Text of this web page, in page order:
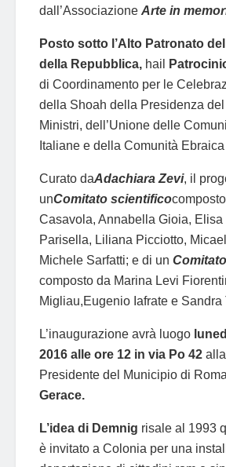
dall’Associazione Arte in
Posto sotto l’Alto Patronato
della Repubblica, hail
di Coordinamento per le
della Shoah della Presidenza
Ministri, dell’Unione delle
Italiane e della Comunità
Curato daAdachiara Zevi, il
unComitato scientifico
Casavola, Annabella Gioia, Elisa
Parisella, Liliana Picciotto,
Michele Sarfatti; e di un
composto da Marina Levi
Migliau,Eugenio Iafrate e Sandra
L’inaugurazione avrà luogo
2016 alle ore 12 in via Po 42
Presidente del Municipio di Roma
Gerace.
L’idea di Demnig risale al 1993
è invitato a Colonia per una